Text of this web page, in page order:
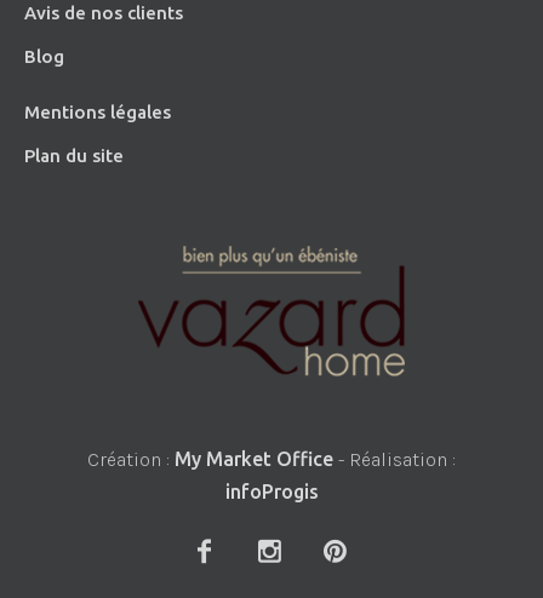
Avis de nos clients
Blog
Mentions légales
Plan du site
Création : My Market Office - Réalisation :
infoProgis